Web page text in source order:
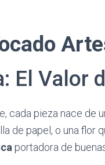
El Valor
cada pieza nace de
de papel, o una flor
portadora de